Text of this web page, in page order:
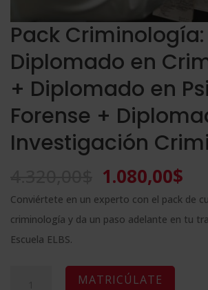
Pack Criminología:
Diplomado en
+ Diplomado en
Forense +
Investigación
El
precio
original
1.080,00$
Conviértete en un experto con el pack de
criminología y da un paso adelante en tu
Escuela ELBS.
MATRICÚLATE